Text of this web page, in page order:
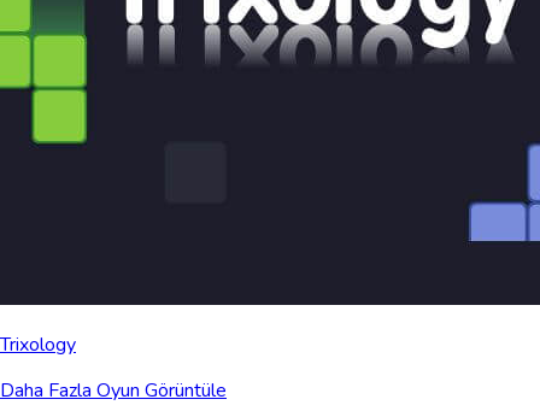
Trixology
Daha Fazla Oyun Görüntüle